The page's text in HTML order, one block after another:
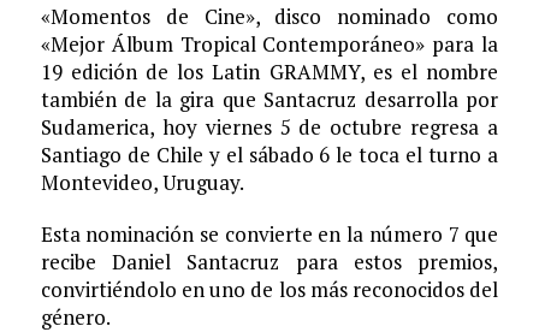
«Momentos de Cine», disco nominado como
«Mejor Álbum Tropical Contemporáneo» para la
19 edición de los Latin GRAMMY, es el nombre
también de la gira que Santacruz desarrolla por
Sudamerica, hoy viernes 5 de octubre regresa a
Santiago de Chile y el sábado 6 le toca el turno a
Montevideo, Uruguay.
Esta nominación se convierte en la número 7 que
recibe Daniel Santacruz para estos premios,
convirtiéndolo en uno de los más reconocidos del
género.